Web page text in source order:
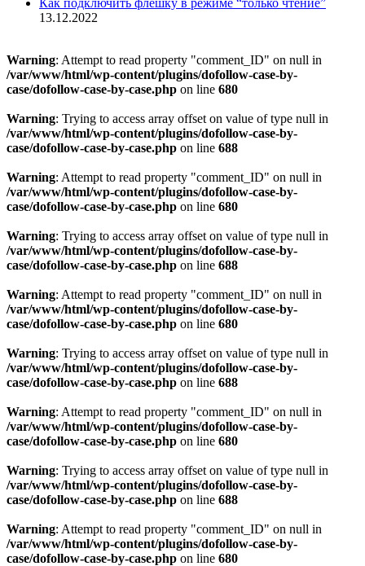
13.12.2022
Warning: Attempt to read property "comment_ID" on null in
/var/www/html/wp-content/plugins/dofollow-case-by-
case/dofollow-case-by-case.php on line 680
Warning: Trying to access array offset on value of type null in
/var/www/html/wp-content/plugins/dofollow-case-by-
case/dofollow-case-by-case.php on line 688
Warning: Attempt to read property "comment_ID" on null in
/var/www/html/wp-content/plugins/dofollow-case-by-
case/dofollow-case-by-case.php on line 680
Warning: Trying to access array offset on value of type null in
/var/www/html/wp-content/plugins/dofollow-case-by-
case/dofollow-case-by-case.php on line 688
Warning: Attempt to read property "comment_ID" on null in
/var/www/html/wp-content/plugins/dofollow-case-by-
case/dofollow-case-by-case.php on line 680
Warning: Trying to access array offset on value of type null in
/var/www/html/wp-content/plugins/dofollow-case-by-
case/dofollow-case-by-case.php on line 688
Warning: Attempt to read property "comment_ID" on null in
/var/www/html/wp-content/plugins/dofollow-case-by-
case/dofollow-case-by-case.php on line 680
Warning: Trying to access array offset on value of type null in
/var/www/html/wp-content/plugins/dofollow-case-by-
case/dofollow-case-by-case.php on line 688
Warning: Attempt to read property "comment_ID" on null in
/var/www/html/wp-content/plugins/dofollow-case-by-
case/dofollow-case-by-case.php on line 680